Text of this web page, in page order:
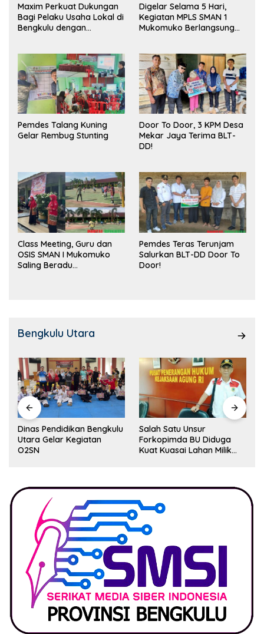
Maxim Perkuat Dukungan
Bagi Pelaku Usaha Lokal di
Bengkulu dengan
Pasar
Digelar Selama 5 Hari,
Kegiatan MPLS SMAN 1
Mukomuko Berlangsung
Pemdes Talang Kuning
Gelar Rembug Stunting
Door To Door, 3 KPM Desa
Mekar Jaya Terima BLT-
DD!
Class Meeting, Guru dan
OSIS SMAN I Mukomuko
Saling Beradu
Pemdes Teras Terunjam
Salurkan BLT-DD Door To
Door!
Bengkulu Utara
Dinas Pendidikan Bengkulu
Utara Gelar Kegiatan
O2SN
Salah Satu Unsur
Forkopimda BU Diduga
Kuat Kuasai Lahan Milik